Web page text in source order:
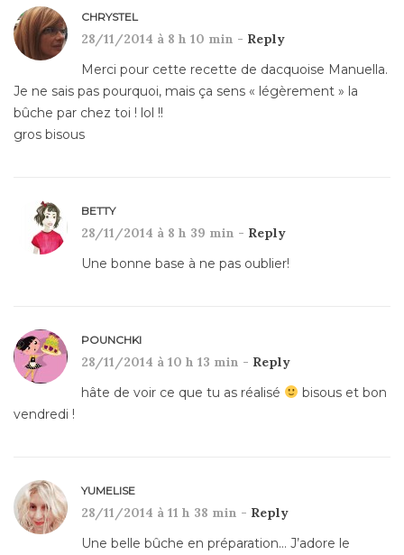
CHRYSTEL
28/11/2014 à 8 h 10 min - Reply
Merci pour cette recette de dacquoise Manuella.
Je ne sais pas pourquoi, mais ça sens « légèrement » la
bûche par chez toi ! lol !!
gros bisous
BETTY
28/11/2014 à 8 h 39 min - Reply
Une bonne base à ne pas oublier!
POUNCHKI
28/11/2014 à 10 h 13 min - Reply
hâte de voir ce que tu as réalisé
bisous et bon
vendredi !
YUMELISE
28/11/2014 à 11 h 38 min - Reply
Une belle bûche en préparation… J’adore le